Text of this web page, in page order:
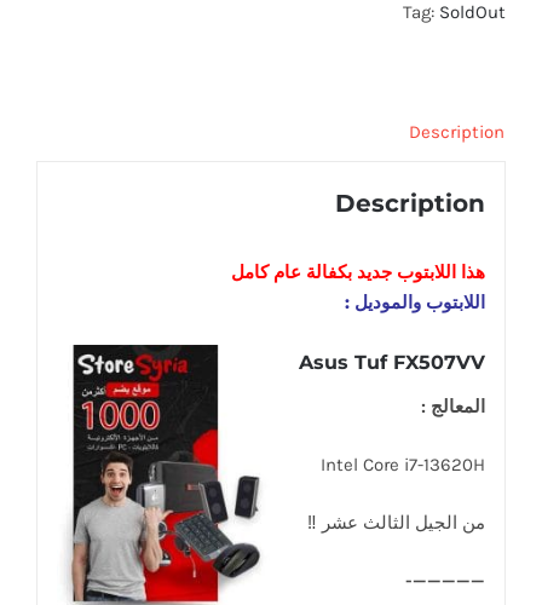
Tag: SoldOut
Description
Description
هذا اللابتوب جديد بكفالة عام كامل
اللابتوب والموديل :
Asus Tuf FX507VV
المعالج :
Intel Core i7-13620H
من الجيل الثالث عشر ‼
—————-